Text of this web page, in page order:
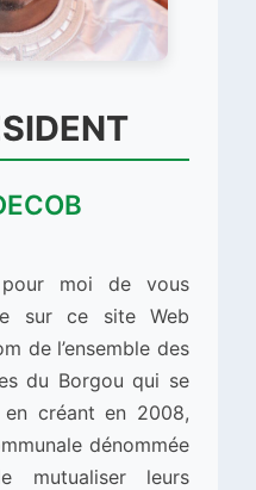
moi de vous
sur ce site Web
de l’ensemble des
du Borgou qui se
en créant en 2008,
dénommée
mutualiser leurs